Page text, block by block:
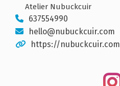
Atelier Nubuckcuir
637554990
hello@nubuckcuir.com
https://nubuckcuir.com